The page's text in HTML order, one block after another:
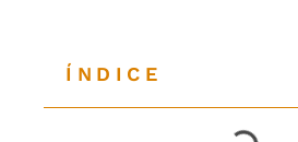
ÍNDICE